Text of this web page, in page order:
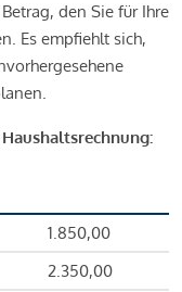
den Sie für Ihre
Es empfiehlt sich,
1.850,00
2.350,00